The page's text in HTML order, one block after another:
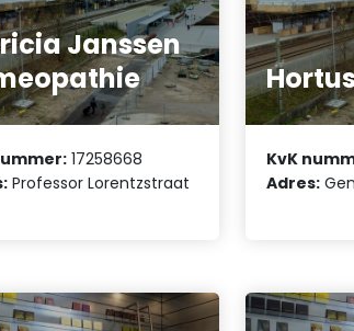
Janssen
17258668
Professor Lorentzstraat
KvK
Adres: